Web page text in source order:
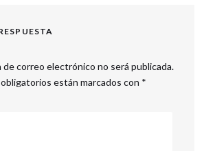
de correo electrónico no será publicada.
están marcados con *